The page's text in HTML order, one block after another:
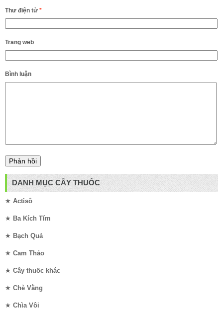
Thư điện tử *
Trang web
Bình luận
DANH MỤC CÂY THUỐC
★ Actisô
★ Ba Kích Tím
★ Bạch Quả
★ Cam Thảo
★ Cây thuốc khác
★ Chè Vằng
★ Chìa Vôi